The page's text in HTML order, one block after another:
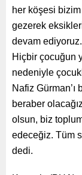
her köşesi
gezerek
devam
Hiçbir çocuğun
nedeniyle
Nafiz
beraber
olsun, biz
edeceğiz. Tüm
dedi.